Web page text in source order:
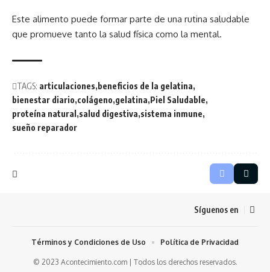
Este alimento puede formar parte de una rutina saludable
que promueve tanto la salud física como la mental.
TAGS: articulaciones beneficios de la gelatina
bienestar diario colágeno gelatina Piel Saludable
proteína natural salud digestiva sistema inmune
sueño reparador
Síguenos en
© 2023 Acontecimiento.com | Todos los derechos reservados.
Términos y Condiciones de Uso Política de Privacidad